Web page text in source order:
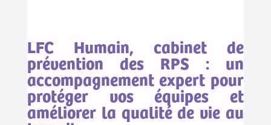
LFC Humain, cabinet de
prévention des RPS : un
accompagnement expert pour
protéger vos équipes et
améliorer la qualité de vie au